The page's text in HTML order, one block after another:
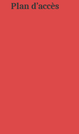
Plan d’accès